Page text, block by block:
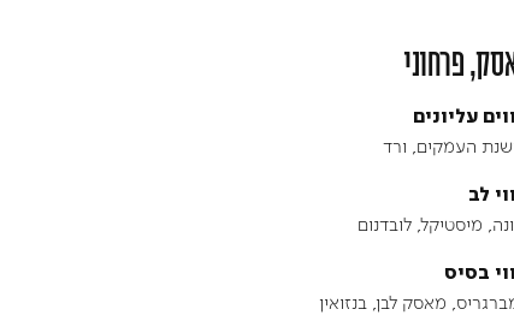
פרחוני
עליונים
העמקים, ורד
לב
מיסטיקל, לובדנום
בסיס
מאסק לבן, בנזואין